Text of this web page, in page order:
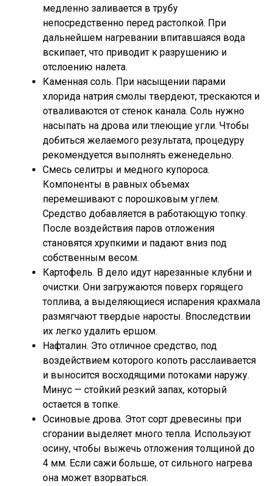
медленно заливается в трубу
непосредственно перед растопкой. При
дальнейшем нагревании впитавшаяся вода
вскипает, что приводит к разрушению и
отслоению налета.
Каменная соль. При насыщении парами
хлорида натрия смолы твердеют, трескаются и
отваливаются от стенок канала. Соль нужно
насыпать на дрова или тлеющие угли. Чтобы
добиться желаемого результата, процедуру
рекомендуется выполнять еженедельно.
Смесь селитры и медного купороса.
Компоненты в равных объемах
перемешивают с порошковым углем.
Средство добавляется в работающую топку.
После воздействия паров отложения
становятся хрупкими и падают вниз под
собственным весом.
Картофель. В дело идут нарезанные клубни и
очистки. Они загружаются поверх горящего
топлива, а выделяющиеся испарения крахмала
размягчают твердые наросты. Впоследствии
их легко удалить ершом.
Нафталин. Это отличное средство, под
воздействием которого копоть расслаивается
и выносится восходящими потоками наружу.
Минус — стойкий резкий запах, который
остается в топке.
Осиновые дрова. Этот сорт древесины при
сгорании выделяет много тепла. Используют
осину, чтобы выжечь отложения толщиной до
4 мм. Если сажи больше, от сильного нагрева
она может взорваться.